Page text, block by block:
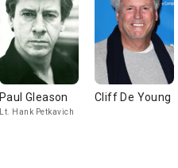
Paul Gleason
Lt. Hank Petkavich
Cliff De Young